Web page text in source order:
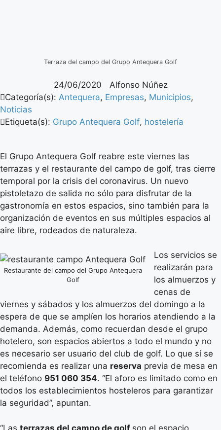
Terraza del campo del Grupo Antequera Golf
24/06/2020
Alfonso Núñez
Categoría(s): Antequera, Empresas, Municipios,
Noticias
Etiqueta(s): Grupo Antequera Golf, hostelería
El Grupo Antequera Golf reabre este viernes las
terrazas y el restaurante del campo de golf, tras cierre
temporal por la crisis del coronavirus. Un nuevo
pistoletazo de salida no sólo para disfrutar de la
gastronomía en estos espacios, sino también para la
organización de eventos en sus múltiples espacios al
aire libre, rodeados de naturaleza.
Restaurante del campo del Grupo Antequera
Golf
Los servicios se
realizarán para
los almuerzos y
cenas de
viernes y sábados y los almuerzos del domingo a la
espera de que se amplíen los horarios atendiendo a la
demanda. Además, como recuerdan desde el grupo
hotelero, son espacios abiertos a todo el mundo y no
es necesario ser usuario del club de golf. Lo que sí se
recomienda es realizar una reserva previa de mesa en
el teléfono 951 060 354. “El aforo es limitado como en
todos los establecimientos hosteleros para garantizar
la seguridad”, apuntan.
“Las terrazas del campo de golf son el espacio